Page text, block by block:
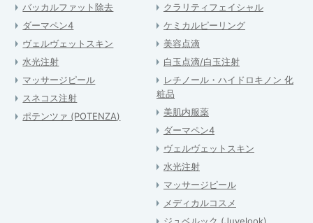
バッカルファット除去
ダーマペン4
ヴェルヴェットスキン
水光注射
マッサージピール
スネコス注射
ポテンツァ (POTENZA)
クラリティフェイシャル
ケミカルピーリング
美容点滴
白玉点滴/白玉注射
レチノール・ハイドロキノン 化
粧品
美肌内服薬
ダーマペン4
ヴェルヴェットスキン
水光注射
マッサージピール
メディカルコスメ